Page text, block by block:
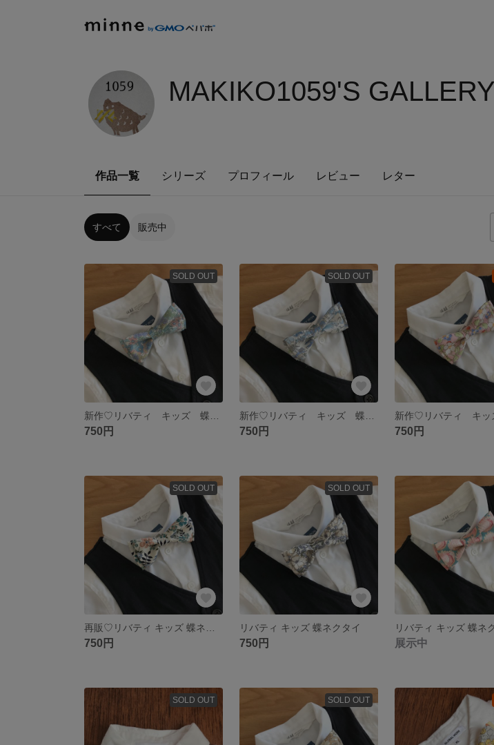
MAKIKO1059'S GALLERY
作品一覧 シリーズ プロフィール レビュー レター
すべて 販売中
SOLD OUT
750円
SOLD OUT
750円 750円
SOLD OUT
750円
SOLD OUT
リバティ キッズ 蝶ネクタイ
750円
リバティ キッズ 蝶ネ
展示中
SOLD OUT SOLD OUT